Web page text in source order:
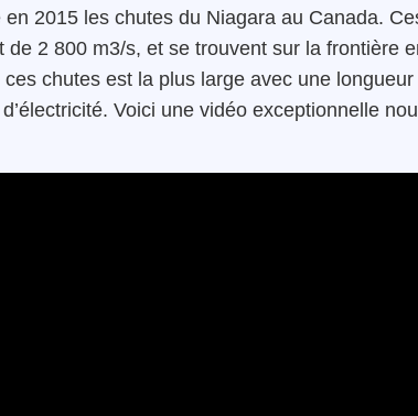
2015 les chutes du Niagara au Canada.
2 800 m3/s, et se trouvent sur la frontière
chutes est la plus large avec une
Voici une vidéo exceptionnelle